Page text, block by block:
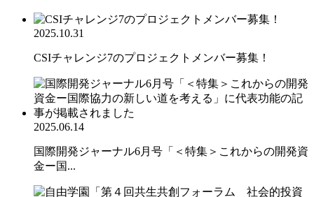
2025.10.31
CSIチャレンジ7のプロジェクトメンバー募集！
2025.06.14
国際開発ジャーナル6月号「＜特集＞これからの開発資
金ー国...